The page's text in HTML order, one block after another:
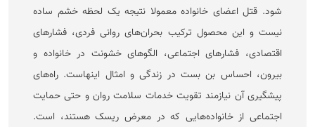
شود. قتل اعضای خانواده معمولا نتیجه یک لحظه خشم ساده
نیست و این محصول ترکیب بحران‌های روانی فردی، فشار‌های
اقتصادی، فشار‌های اجتماعی، الگو‌های خشونت در خانواده و
بیرون، احساس بن بست در زندگی و امثال اینهاست. راه‌های
پیشگیری آن نیازمند تقویت خدمات سلامت روان و حتی حمایت
اجتماعی از خانواده‌هایی که در معرض ریسک هستند، است.